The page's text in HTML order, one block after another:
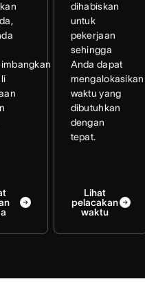
dihabiskan
untuk
pekerjaan
sehingga
Anda dapat
mengalokasikan
waktu yang
dibutuhkan
dengan
tepat.
Lihat
pelacakan
waktu